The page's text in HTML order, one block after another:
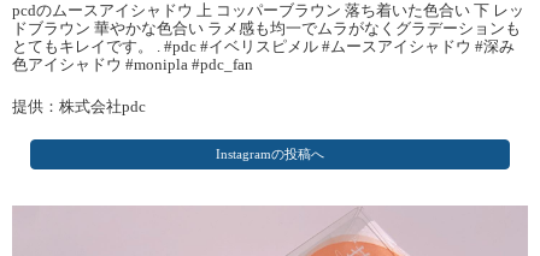
pcdのムースアイシャドウ 上 コッパーブラウン 落ち着いた色合い 下 レッ
ドブラウン 華やかな色合い ラメ感も均一でムラがなくグラデーションも
とてもキレイです。 . #pdc #イベリスピメル #ムースアイシャドウ #深み
色アイシャドウ #monipla #pdc_fan
提供：株式会社pdc
Instagramの投稿へ